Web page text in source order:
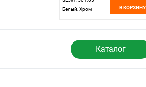
Белый, Хром
В КОРЗИНУ
Каталог